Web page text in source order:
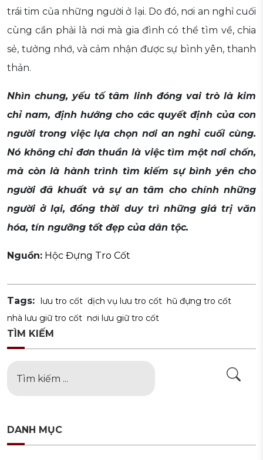
trái tim của những người ở lại. Do đó, nơi an nghỉ cuối
cùng cần phải là nơi mà gia đình có thể tìm về, chia
sẻ, tưởng nhớ, và cảm nhận được sự bình yên, thanh
thản.
Nhìn chung, yếu tố tâm linh đóng vai trò là kim
chỉ nam, định hướng cho các quyết định của con
người trong việc lựa chọn nơi an nghỉ cuối cùng.
Nó không chỉ đơn thuần là việc tìm một nơi chốn,
mà còn là hành trình tìm kiếm sự bình yên cho
người đã khuất và sự an tâm cho chính những
người ở lại, đồng thời duy trì những giá trị văn
hóa, tín ngưỡng tốt đẹp của dân tộc.
Nguồn: Hộc Đựng Tro Cốt
Tags: lưu tro cốt dịch vụ lưu tro cốt hũ đựng tro cốt
nhà lưu giữ tro cốt nơi lưu giữ tro cốt
TÌM KIẾM
DANH MỤC